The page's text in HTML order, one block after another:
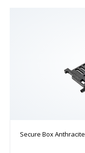
Secure Box Anthracite